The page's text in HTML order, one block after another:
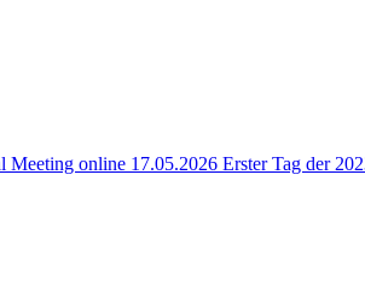
Meeting online 17.05.2026 Erster Tag der